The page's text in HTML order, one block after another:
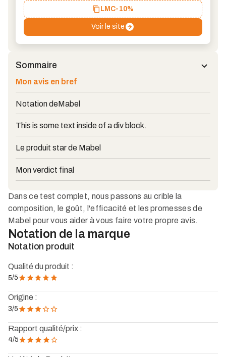
LMC-10%
Voir le site
Sommaire
Mon avis en bref
Notation deMabel
This is some text inside of a div block.
Le produit star de Mabel
Mon verdict final
Dans ce test complet, nous passons au crible la
composition, le goût, l'efficacité et les promesses de
Mabel pour vous aider à vous faire votre propre avis.
Notation de la marque
Notation produit
Qualité du produit :
5/5
Origine :
3/5
Rapport qualité/prix :
4/5